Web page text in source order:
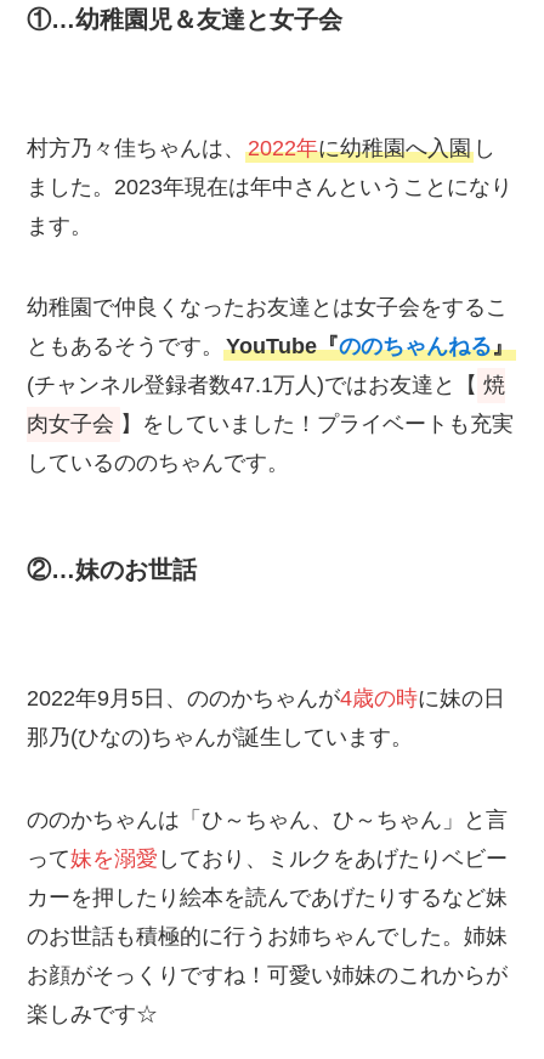
①…幼稚園児＆友達と女子会
村方乃々佳ちゃんは、2022年に幼稚園へ入園 し
ました。2023年現在は年中さんということになり
ます。
幼稚園で仲良くなったお友達とは女子会をするこ
ともあるそうです。YouTube『ののちゃんねる』
(チャンネル登録者数47.1万人)ではお友達と【 焼
肉女子会 】をしていました！プライベートも充実
しているののちゃんです。
②…妹のお世話
2022年9月5日、ののかちゃんが4歳の時に妹の日
那乃(ひなの)ちゃんが誕生しています。
ののかちゃんは「ひ～ちゃん、ひ～ちゃん」と言
って妹を溺愛 しており、ミルクをあげたりベビー
カーを押したり絵本を読んであげたりするなど妹
のお世話も積極的に行うお姉ちゃんでした。姉妹
お顔がそっくりですね！可愛い姉妹のこれからが
楽しみです☆